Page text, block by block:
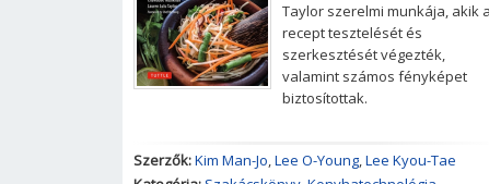
Taylor szerelmi munkája, akik a
recept tesztelését és
szerkesztését végezték,
valamint számos fényképet
biztosítottak.
Szerzők:Kim Man-Jo,Lee O-Young,Lee Kyou-Tae